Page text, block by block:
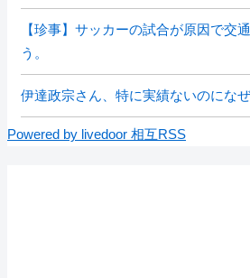
【珍事】サッカーの試合が原因で交
う。
伊達政宗さん、特に実績ないのにな
Powered by livedoor 相互RSS